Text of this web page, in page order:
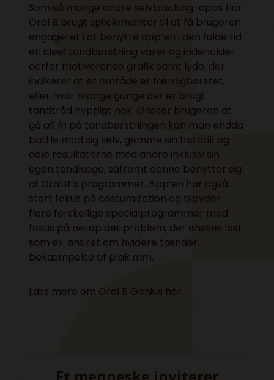
Som så mange andre selvtracking-apps har
Oral B brugt spilelementer til at få brugeren
engageret i at benytte app’en i den fulde tid
en ideel tandbørstning varer og indeholder
derfor motiverende grafik samt lyde, der
indikerer at et område er færdigbørstet,
eller hvor mange gange der er brugt
tandtråd hyppigt nok. Ønsker brugeren at
gå all in på tandbørstningen kan man endda
battle mod sig selv, gemme sin historik og
dele resultaterne med andre inklusiv sin
egen tandlæge, såfremt denne benytter sig
af Oral B´s programmer. App’en har også
stort fokus på costumization og tilbyder
flere forskellige specialprogrammer med
fokus på netop det problem, der ønskes løst
som ex. ønsket om hvidere tænder,
bekæmpelse af plak mm.
Læs mere om Oral B Genius her.